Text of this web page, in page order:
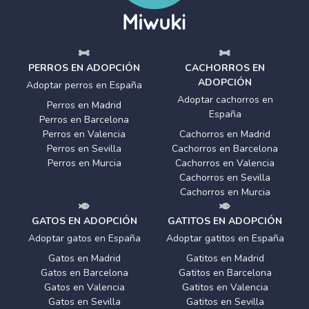
PERROS EN ADOPCIÓN
Adoptar perros en España
Perros en Madrid
Perros en Barcelona
Perros en Valencia
Perros en Sevilla
Perros en Murcia
CACHORROS EN
ADOPCIÓN
Adoptar cachorros en
España
Cachorros en Madrid
Cachorros en Barcelona
Cachorros en Valencia
Cachorros en Sevilla
Cachorros en Murcia
GATOS EN ADOPCIÓN
Adoptar gatos en España
Gatos en Madrid
Gatos en Barcelona
Gatos en Valencia
Gatos en Sevilla
GATITOS EN ADOPCIÓN
Adoptar gatitos en España
Gatitos en Madrid
Gatitos en Barcelona
Gatitos en Valencia
Gatitos en Sevilla